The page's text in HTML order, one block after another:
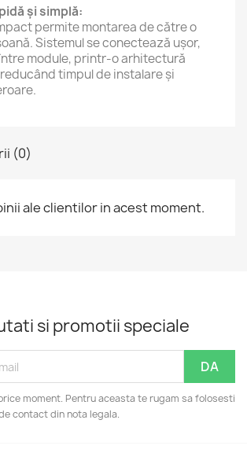
și simplă:
permite montarea de către o
Sistemul se conectează ușor,
module, printr-o arhitectură
timpul de instalare și
(0)
ale clientilor in acest moment.
si promotii speciale
moment. Pentru aceasta te rugam sa folosesti
contact din nota legala.